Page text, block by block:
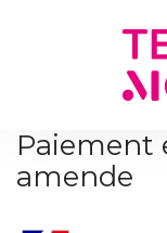
Paiement
amende